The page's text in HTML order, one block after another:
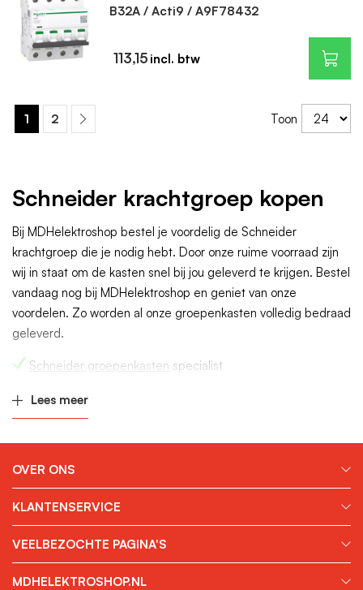
B32A / Acti9 / A9F78432
113,15
1 2 Toon
Schneider krachtgroep kopen
Bij MDHelektroshop bestel je voordelig de Schneider
krachtgroep die je nodig hebt. Door onze ruime voorraad zijn
wij in staat om de kasten snel bij jou geleverd te krijgen. Bestel
vandaag nog bij MDHelektroshop en geniet van onze
voordelen. Zo worden al onze groepenkasten volledig bedraad
geleverd.
Schneider groepenkasten specialist
Eigen assemblage werkplaats
Gratis verzending boven €200,-
Weborder Afhaalpunt
Mocht je vragen hebben over een groepenkast kun je die altijd
jou klaar.
Lees meer
OVER ONS
KLANTENSERVICE
VEELBEZOCHTE PAGINA'S
MDHELEKTROSHOP.NL